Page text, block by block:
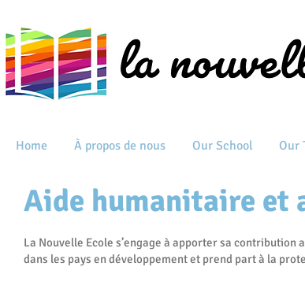
Home À propos de nous Our School Our
Aide humanitaire et
La Nouvelle Ecole s’engage à apporter sa
dans les pays en développement et prend part à la